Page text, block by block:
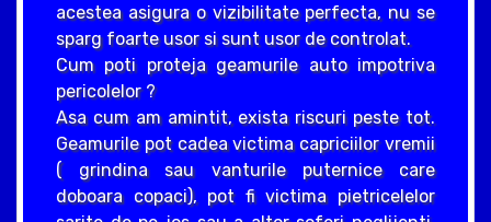
acestea asigura o vizibilitate perfecta, nu se
sparg foarte usor si sunt usor de controlat.
Cum poti proteja geamurile auto impotriva
pericolelor ?
Asa cum am amintit, exista riscuri peste tot.
Geamurile pot cadea victima capriciilor vremii
( grindina sau vanturile puternice care
doboara copaci), pot fi victima pietricelelor